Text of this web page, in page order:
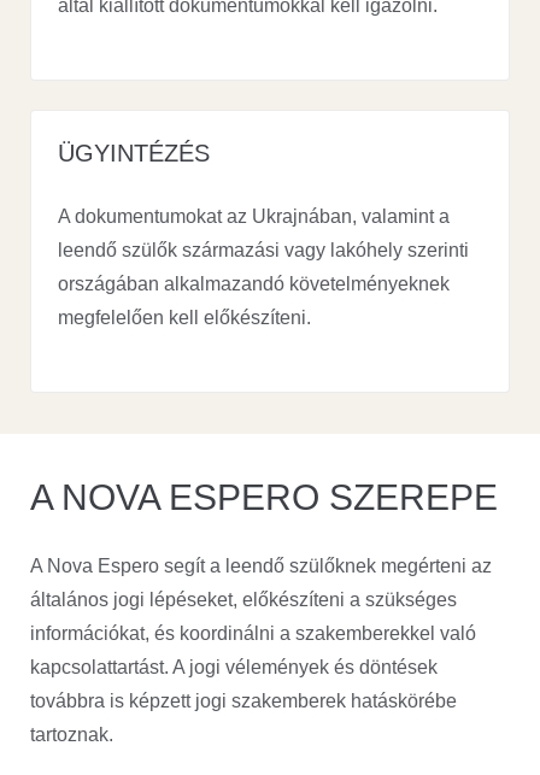
által kiállított dokumentumokkal kell igazolni.
ÜGYINTÉZÉS
A dokumentumokat az Ukrajnában, valamint a
leendő szülők származási vagy lakóhely szerinti
országában alkalmazandó követelményeknek
megfelelően kell előkészíteni.
A NOVA ESPERO SZEREPE
A Nova Espero segít a leendő szülőknek megérteni az
általános jogi lépéseket, előkészíteni a szükséges
információkat, és koordinálni a szakemberekkel való
kapcsolattartást. A jogi vélemények és döntések
továbbra is képzett jogi szakemberek hatáskörébe
tartoznak.